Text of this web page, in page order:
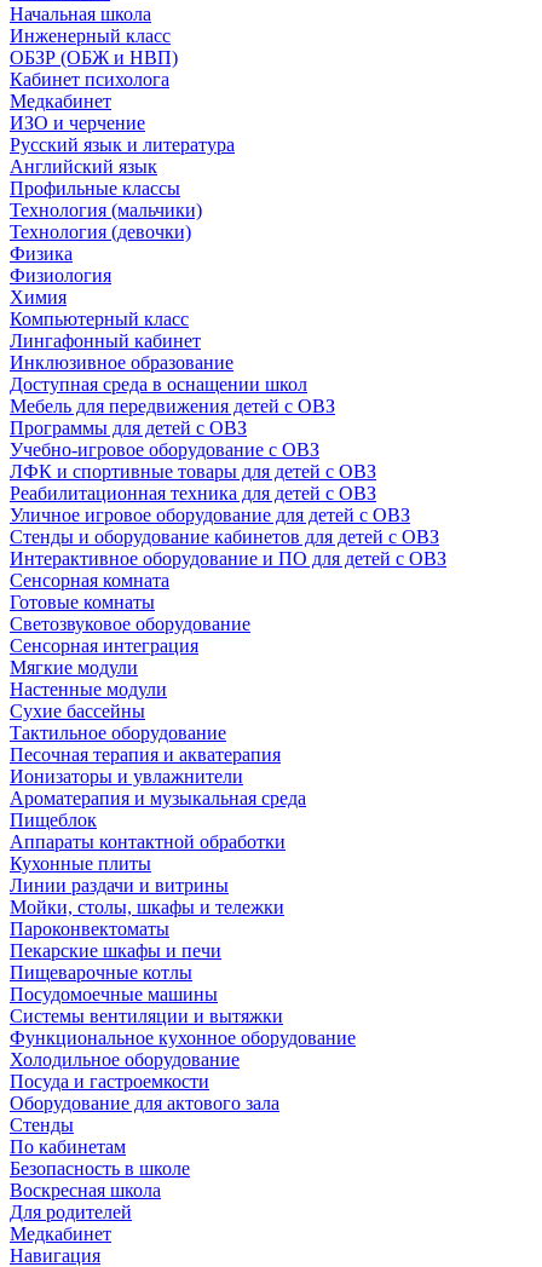
Начальная школа
Инженерный класс
ОБЗР (ОБЖ и НВП)
Кабинет психолога
Медкабинет
ИЗО и черчение
Русский язык и литература
Английский язык
Профильные классы
Технология (мальчики)
Технология (девочки)
Физика
Физиология
Химия
Компьютерный класс
Лингафонный кабинет
Инклюзивное образование
Доступная среда в оснащении школ
Мебель для передвижения детей с ОВЗ
Программы для детей с ОВЗ
Учебно-игровое оборудование с ОВЗ
ЛФК и спортивные товары для детей с ОВЗ
Реабилитационная техника для детей с ОВЗ
Уличное игровое оборудование для детей с ОВЗ
Стенды и оборудование кабинетов для детей с ОВЗ
Интерактивное оборудование и ПО для детей с ОВЗ
Сенсорная комната
Готовые комнаты
Светозвуковое оборудование
Сенсорная интеграция
Мягкие модули
Настенные модули
Сухие бассейны
Тактильное оборудование
Песочная терапия и акватерапия
Ионизаторы и увлажнители
Ароматерапия и музыкальная среда
Пищеблок
Аппараты контактной обработки
Кухонные плиты
Линии раздачи и витрины
Мойки, столы, шкафы и тележки
Пароконвектоматы
Пекарские шкафы и печи
Пищеварочные котлы
Посудомоечные машины
Системы вентиляции и вытяжки
Функциональное кухонное оборудование
Холодильное оборудование
Посуда и гастроемкости
Оборудование для актового зала
Стенды
По кабинетам
Безопасность в школе
Воскресная школа
Для родителей
Медкабинет
Навигация